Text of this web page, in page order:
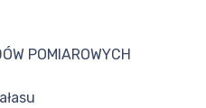
POMIAROWYCH